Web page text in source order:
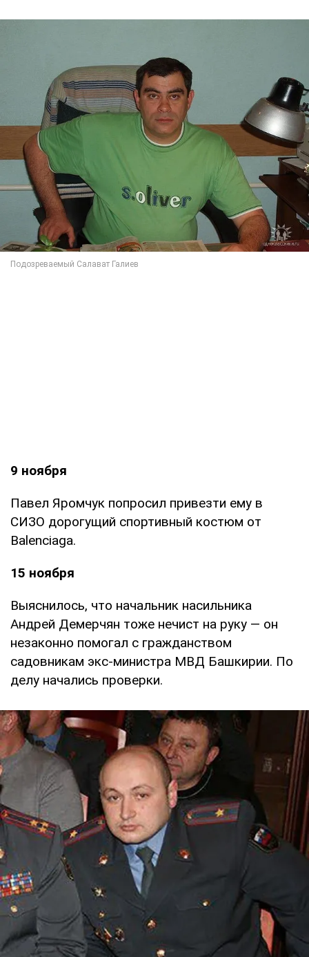
9 ноября
Павел Яромчук попросил привезти ему в
СИЗО дорогущий спортивный костюм от
Balenciaga.
15 ноября
Выяснилось, что начальник насильника
Андрей Демерчян тоже нечист на руку — он
незаконно помогал с гражданством
садовникам экс-министра МВД Башкирии. По
делу начались проверки.